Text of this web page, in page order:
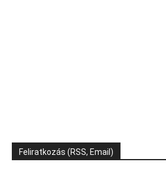
Feliratkozás (RSS, Email)